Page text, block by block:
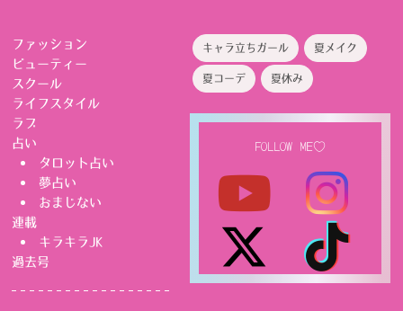
ファッション
ビューティー
スクール
ライフスタイル
ラブ
占い
タロット占い
夢占い
おまじない
連載
キラキラJK
過去号
キャラ立ちガール 夏メイク
夏コーデ 夏休み
FOLLOW ME♡